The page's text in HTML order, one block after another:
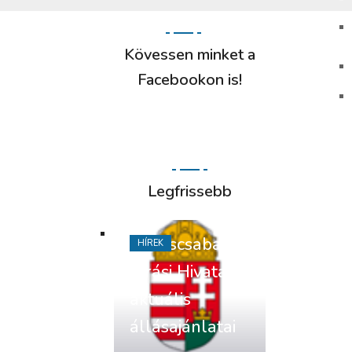
Kövessen minket a
Facebookon is!
Legfrissebb
Békéscsabai
Járási Hivatal
aktuális
állásajánlatai
HÍREK